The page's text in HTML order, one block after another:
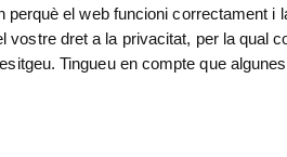
el web funcioni correctament i
dret a la privacitat, per la qual
Tingueu en compte que